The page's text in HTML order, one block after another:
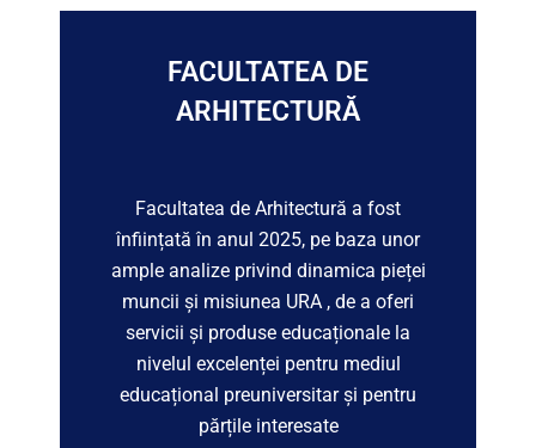
FACULTATEA DE
ARHITECTURĂ
Facultatea de Arhitectură a fost
înființată în anul 2025, pe baza unor
ample analize privind dinamica pieței
muncii și misiunea URA , de a oferi
servicii și produse educaționale la
nivelul excelenței pentru mediul
educațional preuniversitar și pentru
părțile interesate